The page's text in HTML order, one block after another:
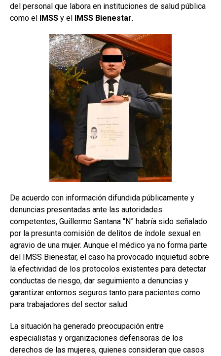
del personal que labora en instituciones de salud pública
como el IMSS y el IMSS Bienestar.
De acuerdo con información difundida públicamente y
denuncias presentadas ante las autoridades
competentes, Guillermo Santana “N” habría sido señalado
por la presunta comisión de delitos de índole sexual en
agravio de una mujer. Aunque el médico ya no forma parte
del IMSS Bienestar, el caso ha provocado inquietud sobre
la efectividad de los protocolos existentes para detectar
conductas de riesgo, dar seguimiento a denuncias y
garantizar entornos seguros tanto para pacientes como
para trabajadores del sector salud.
La situación ha generado preocupación entre
especialistas y organizaciones defensoras de los
derechos de las mujeres, quienes consideran que casos